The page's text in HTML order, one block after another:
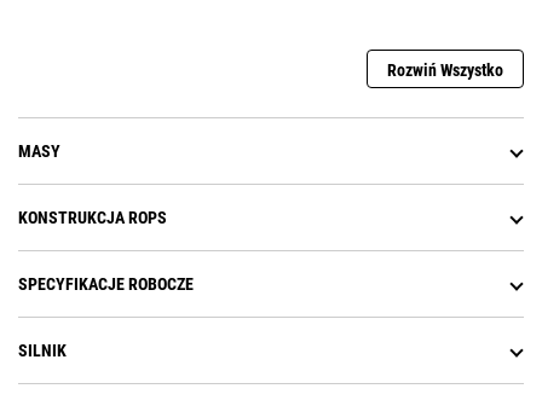
Rozwiń Wszystko
MASY
KONSTRUKCJA ROPS
SPECYFIKACJE ROBOCZE
SILNIK